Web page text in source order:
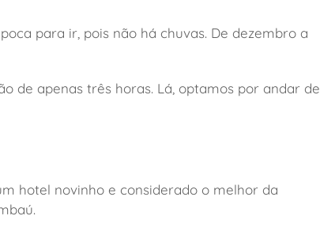
para ir, pois não há chuvas. De dezembro a
de apenas três horas. Lá, optamos por andar de
um hotel novinho e considerado o melhor da